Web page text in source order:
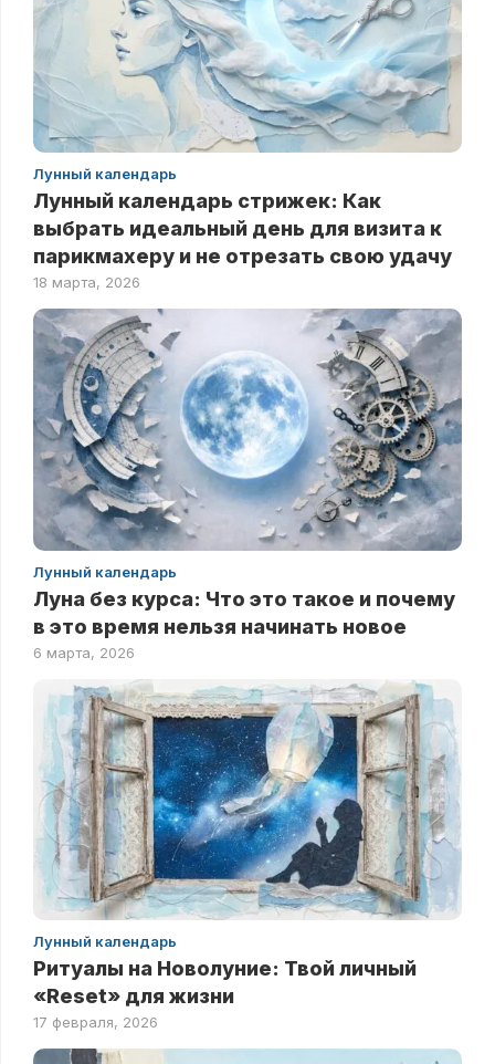
Лунный календарь
Лунный календарь стрижек: Как
выбрать идеальный день для визита к
парикмахеру и не отрезать свою удачу
18 марта, 2026
Лунный календарь
Луна без курса: Что это такое и почему
в это время нельзя начинать новое
6 марта, 2026
Лунный календарь
Ритуалы на Новолуние: Твой личный
«Reset» для жизни
17 февраля, 2026